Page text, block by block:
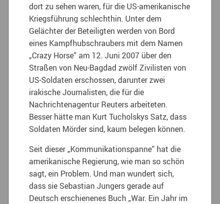
dort zu sehen waren, für die US-amerikanische
Kriegsführung schlechthin. Unter dem
Gelächter der Beteiligten werden von Bord
eines Kampfhubschraubers mit dem Namen
„Crazy Horse“ am 12. Juni 2007 über den
Straßen von Neu-Bagdad zwölf Zivilisten von
US-Soldaten erschossen, darunter zwei
irakische Journalisten, die für die
Nachrichtenagentur Reuters arbeiteten.
Besser hätte man Kurt Tucholskys Satz, dass
Soldaten Mörder sind, kaum belegen können.
Seit dieser „Kommunikationspanne“ hat die
amerikanische Regierung, wie man so schön
sagt, ein Problem. Und man wundert sich,
dass sie Sebastian Jungers gerade auf
Deutsch erschienenes Buch „War. Ein Jahr im